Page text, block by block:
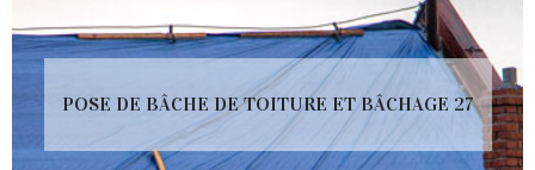
POSE DE BÂCHE DE TOITURE ET BÂCHAGE 27